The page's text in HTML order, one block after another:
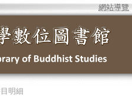
網站導覽
明細